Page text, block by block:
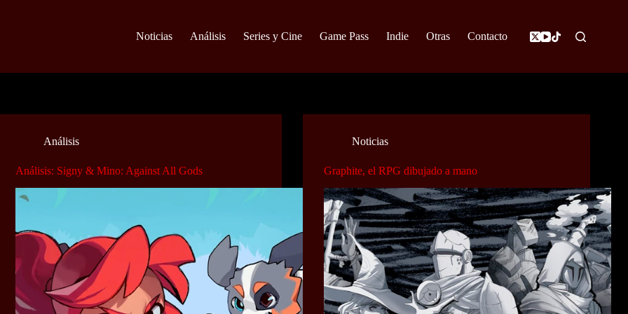
Noticias Análisis Series y Cine Game Pass Indie Otras Contacto
Análisis
Análisis: Signy & Mino: Against All Gods
Noticias
Graphite, el RPG dibujado a mano